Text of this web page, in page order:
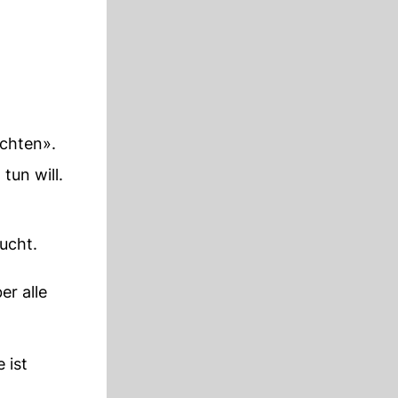
tun will.
alle
ist